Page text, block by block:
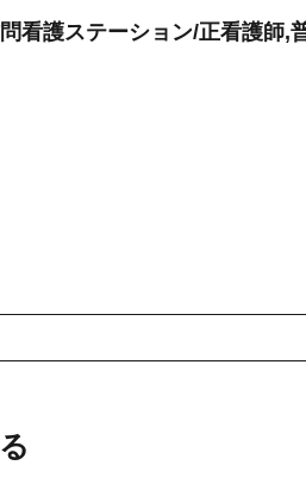
看護ステーション/正看護師,